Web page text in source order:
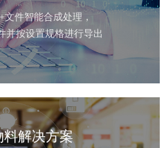
件智能合成处理，
并按设置规格进行导出
料解决方案